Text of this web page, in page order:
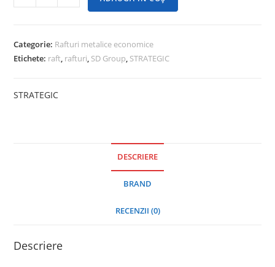
Categorie: Rafturi metalice economice
Etichete: raft, rafturi, SD Group, STRATEGIC
STRATEGIC
DESCRIERE
BRAND
RECENZII (0)
Descriere